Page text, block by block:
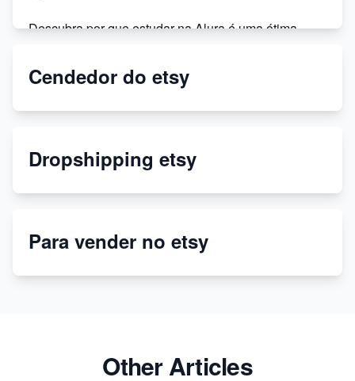
Descubra por que estudar na Alura é uma ótima
Descubra se assinar a Alura vale a pena!
Danki Code, Onebitcode, Udemy e Alura
Front End vs Back End: Entenda as diferenças!
Aprenda boas práticas de programação com Fabio
Cendedor do etsy
Dropshipping etsy
Para vender no etsy
Other Articles